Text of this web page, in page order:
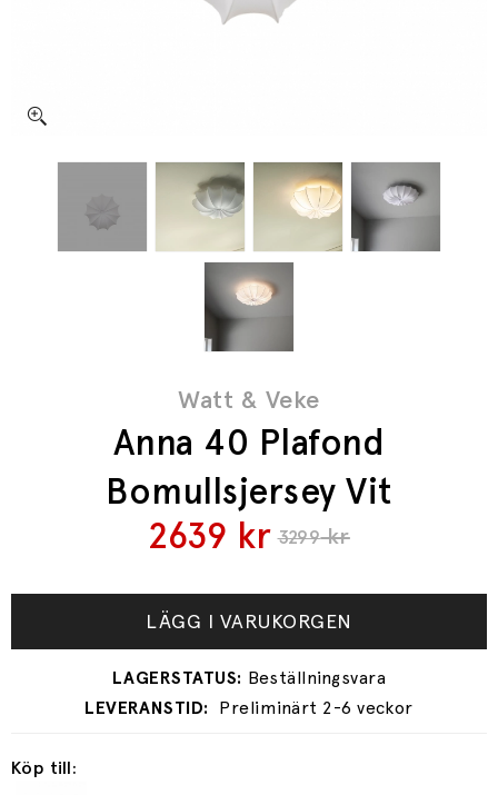
Watt & Veke
Anna 40 Plafond
Bomullsjersey Vit
3299kr
2639 kr
LÄGG I VARUKORGEN
Preliminärt 2-6 veckor
Köp till: